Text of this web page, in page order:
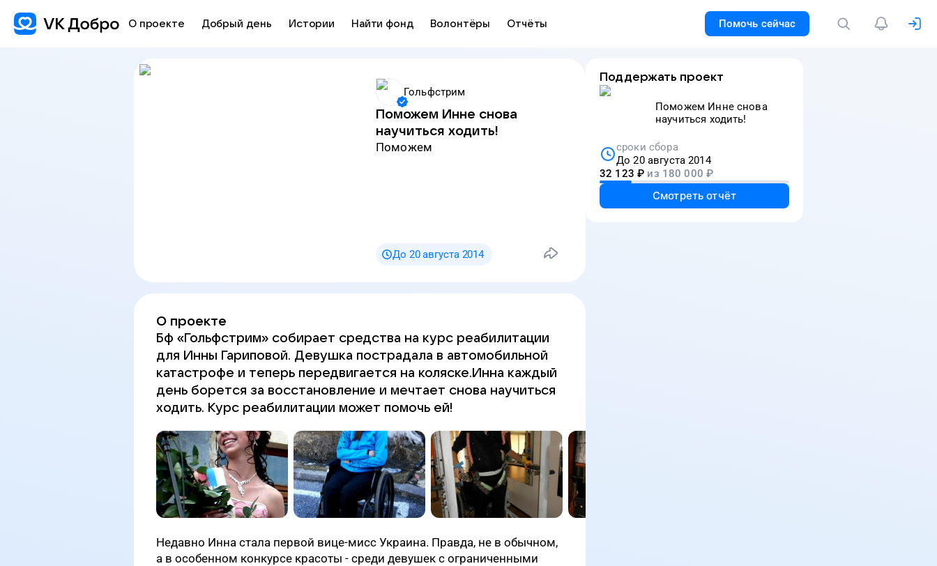
О проекте Добрый день Истории Найти фонд Волонтёры Отчёты Помочь сейчас
Гольфстрим
Поможем Инне снова
научиться ходить!
Поможем
До 20 августа 2014
О проекте
Бф «Гольфстрим» собирает средства на курс реабилитации
для Инны Гариповой. Девушка пострадала в автомобильной
катастрофе и теперь передвигается на коляске.Инна каждый
день борется за восстановление и мечтает снова научиться
ходить. Курс реабилитации может помочь ей!
Недавно Инна стала первой вице-мисс Украина. Правда, не в обычном,
а в особенном конкурсе красоты - среди девушек с ограниченными
Поддержать проект
Поможем Инне снова
научиться ходить!
сроки сбора
До 20 августа 2014
32 123 ₽ из 180 000 ₽
Смотреть отчёт